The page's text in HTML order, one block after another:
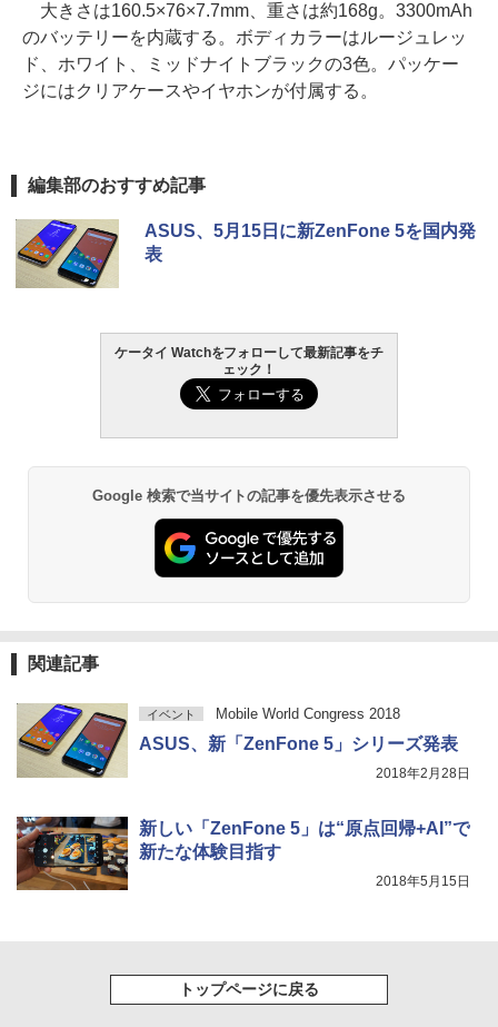
大きさは160.5×76×7.7mm、重さは約168g。3300mAh
のバッテリーを内蔵する。ボディカラーはルージュレッ
ド、ホワイト、ミッドナイトブラックの3色。パッケー
ジにはクリアケースやイヤホンが付属する。
編集部のおすすめ記事
ASUS、5月15日に新ZenFone 5を国内発
表
ケータイ Watchをフォローして最新記事をチ
ェック！
Google 検索で当サイトの記事を優先表示させる
関連記事
イベント Mobile World Congress 2018
ASUS、新「ZenFone 5」シリーズ発表
2018年2月28日
新しい「ZenFone 5」は“原点回帰+AI”で
新たな体験目指す
2018年5月15日
トップページに戻る